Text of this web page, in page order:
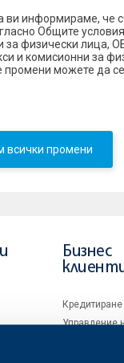
ви информираме, че
Общите
за физически лица,
и комисионни за
можете да
всички промени
Бизнес
Кредитиране
Управление